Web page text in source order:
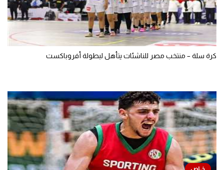
كرة سلة – منتخب مصر للناشئات يتأهل لبطولة أفروباكست